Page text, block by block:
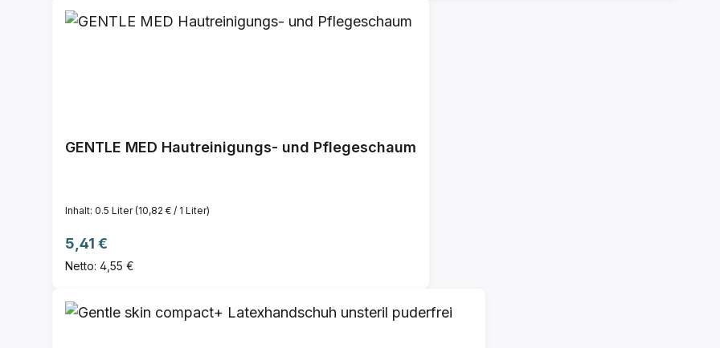
GENTLE MED Hautreinigungs- und Pflegeschaum
Inhalt: 0.5 Liter(10,82 € / 1 Liter)
Regulärer Preis:
5,41 €
Netto: 4,55 €